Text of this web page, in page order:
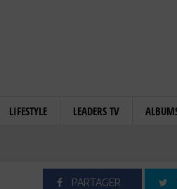
LIFESTYLE LEADERS TV
PARTAGER